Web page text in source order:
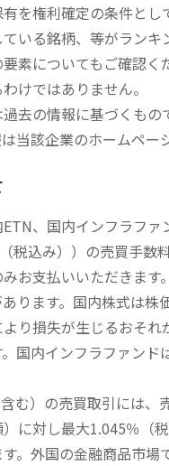
を権利確定の条件と
いる銘柄、等がラン
素についてもご確認く
けではありません。
去の情報に基づくも
当該企業のホームペー
、国内インフラフ
税込み））の売買手数
お支払いいただきま
ります。国内株式は
り損失が生じるおそ
国内インフラファン
む）の売買取引には
に対し最大1.045％（
。外国の金融商品市